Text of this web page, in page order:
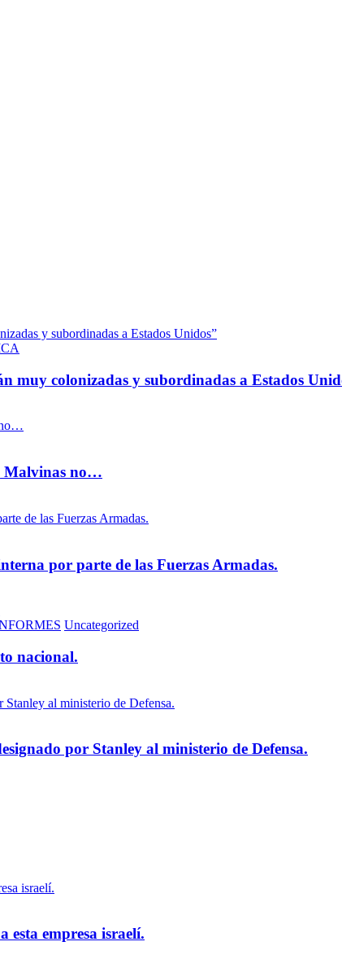
muy colonizadas y subordinadas a Estados
Malvinas no…
por parte de las Fuerzas Armadas.
Uncategorized
nacional.
por Stanley al ministerio de Defensa.
esta empresa israelí.